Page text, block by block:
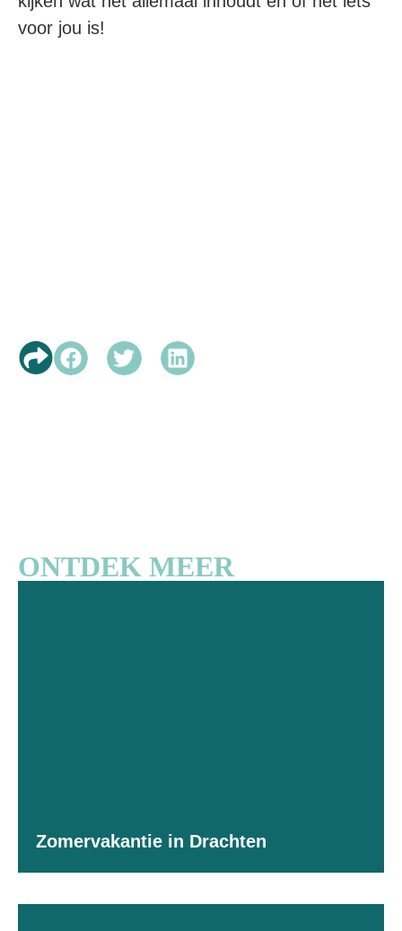
voor jou is!
ONTDEK MEER
Zomervakantie in Drachten